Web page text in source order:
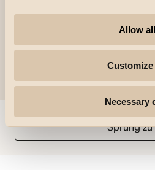
Allow all
Customize
Necessary
Sprung zu